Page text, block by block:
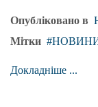
Опубліковано в
Мітки
Докладніше ...